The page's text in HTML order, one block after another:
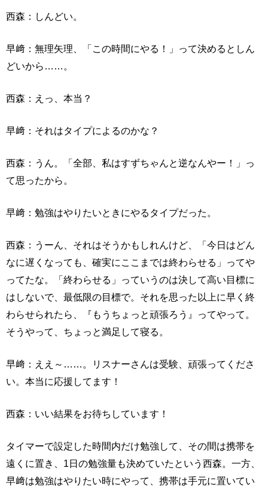
西森：しんどい。
早﨑：無理矢理、「この時間にやる！」って決めるとしん
どいから……。
西森：えっ、本当？
早﨑：それはタイプによるのかな？
西森：うん。「全部、私はすずちゃんと逆なんやー！」っ
て思ったから。
早﨑：勉強はやりたいときにやるタイプだった。
西森：うーん、それはそうかもしれんけど、「今日はどん
なに遅くなっても、確実にここまでは終わらせる」ってや
ってたな。「終わらせる」っていうのは決して高い目標に
はしないで、最低限の目標で。それを思った以上に早く終
わらせられたら、『もうちょっと頑張ろう』ってやって。
そうやって、ちょっと満足して寝る。
早﨑：ええ～……。リスナーさんは受験、頑張ってくださ
い。本当に応援してます！
西森：いい結果をお待ちしています！
タイマーで設定した時間内だけ勉強して、その間は携帯を
遠くに置き、1日の勉強量も決めていたという西森。一方、
早﨑は勉強はやりたい時にやって、携帯は手元に置いてい